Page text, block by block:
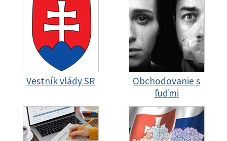
Vestník vlády SR
Obchodovanie s
ľuďmi